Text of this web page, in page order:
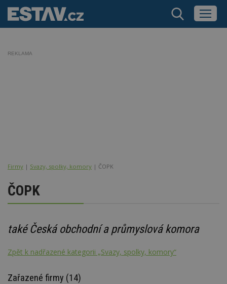
REKLAMA
Firmy | Svazy, spolky, komory | ČOPK
ČOPK
také Česká obchodní a průmyslová komora
Zpět k nadřazené kategorii „Svazy, spolky, komory“
Zařazené firmy (14)